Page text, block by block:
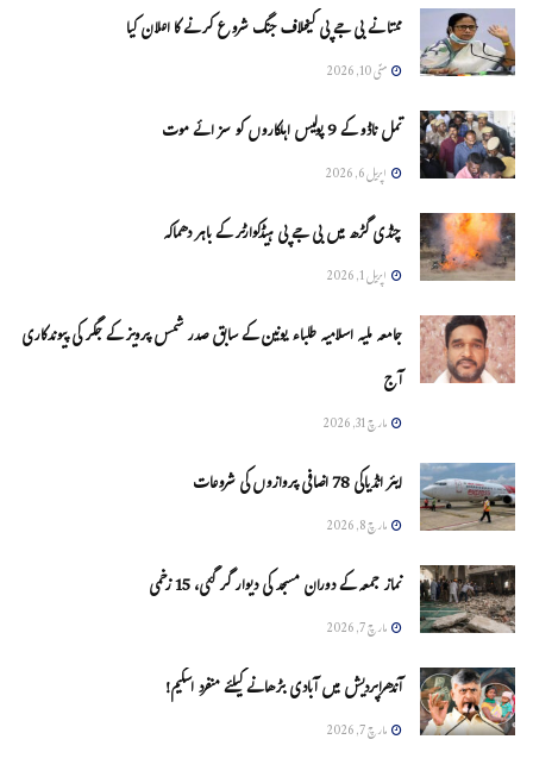
ممتا نے بی جے پی کیخلاف جنگ شروع کرنے کا اعلان کیا
مئی 10, 2026
تمل ناڈو کے 9 پولیس اہلکاروں کو سزائے موت
اپریل 6, 2026
چنڈی گڑھ میں بی جے پی ہیڈکوارٹر کے باہر دھماکہ
اپریل 1, 2026
جامعہ ملیہ اسلامیہ طلباء یونین کے سابق صدر شمس پرویز کے جگر کی پیوندکاری
آج
مارچ 31, 2026
ایئر انڈیاکی 78 اضافی پروازوں کی شروعات
مارچ 8, 2026
نماز جمعہ کے دوران مسجد کی دیوار گر گئی، 15 زخمی
مارچ 7, 2026
آندھراپردیش میں آبادی بڑھانے کیلئے منفرد اسکیم!
مارچ 7, 2026